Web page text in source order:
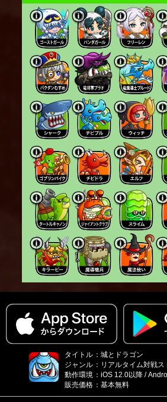
タイトル ： 城とドラゴン
ジャンル ： リアルタイム対戦ス
動作環境 ： iOS 12.0以降 /
販売価格 ： 基本無料